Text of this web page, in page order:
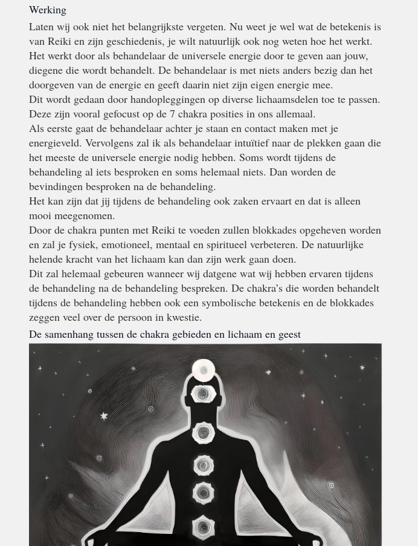
Werking
Laten wij ook niet het belangrijkste vergeten. Nu weet je wel wat de betekenis is
van Reiki en zijn geschiedenis, je wilt natuurlijk ook nog weten hoe het werkt.
Het werkt door als behandelaar de universele energie door te geven aan jouw,
diegene die wordt behandelt. De behandelaar is met niets anders bezig dan het
doorgeven van de energie en geeft daarin niet zijn eigen energie mee.
Dit wordt gedaan door handopleggingen op diverse lichaamsdelen toe te passen.
Deze zijn vooral gefocust op de 7 chakra posities in ons allemaal.
Als eerste gaat de behandelaar achter je staan en contact maken met je
energieveld. Vervolgens zal ik als behandelaar intuïtief naar de plekken gaan die
het meeste de universele energie nodig hebben. Soms wordt tijdens de
behandeling al iets besproken en soms helemaal niets. Dan worden de
bevindingen besproken na de behandeling.
Het kan zijn dat jij tijdens de behandeling ook zaken ervaart en dat is alleen
mooi meegenomen.
Door de chakra punten met Reiki te voeden zullen blokkades opgeheven worden
en zal je fysiek, emotioneel, mentaal en spiritueel verbeteren. De natuurlijke
helende kracht van het lichaam kan dan zijn werk gaan doen.
Dit zal helemaal gebeuren wanneer wij datgene wat wij hebben ervaren tijdens
de behandeling na de behandeling bespreken. De chakra’s die worden behandelt
tijdens de behandeling hebben ook een symbolische betekenis en de blokkades
zeggen veel over de persoon in kwestie.
De samenhang tussen de chakra gebieden en lichaam en geest